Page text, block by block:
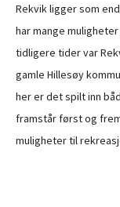
Rekvik ligger som
har mange
tidligere tider var
gamle Hillesøy
her er det spilt inn
framstår først og
muligheter til